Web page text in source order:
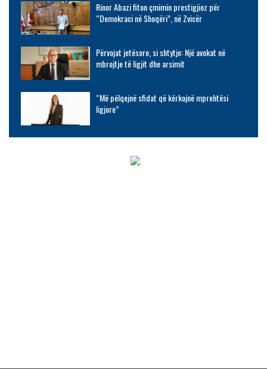
Rinor Abazi fiton çmimin prestigjioz për
“Demokraci në Shoqëri”, në Zvicër
Përvojat jetësore, si shtytje: Një avokat në
mbrojtje të ligjit dhe arsimit
“Më pëlqejnë sfidat që kërkojnë mprehtësi
ligjore”